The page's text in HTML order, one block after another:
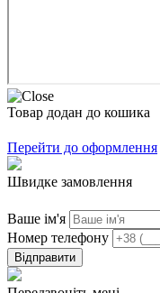
Товар додан до кошика
Перейти до оформлення
Швидке замовлення
Ваше ім'я
Номер телефону
Відправити